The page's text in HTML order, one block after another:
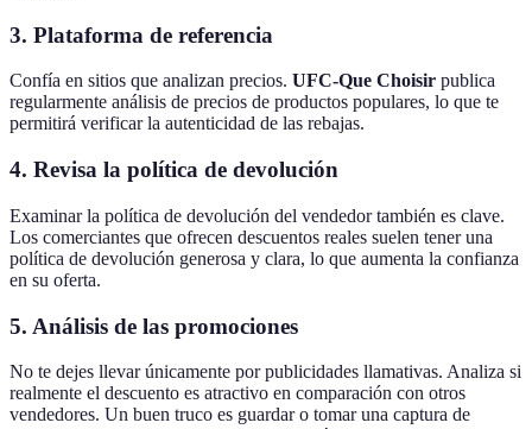
3. Plataforma de referencia
Confía en sitios que analizan precios. UFC-Que Choisir publica
regularmente análisis de precios de productos populares, lo que te
permitirá verificar la autenticidad de las rebajas.
4. Revisa la política de devolución
Examinar la política de devolución del vendedor también es clave.
Los comerciantes que ofrecen descuentos reales suelen tener una
política de devolución generosa y clara, lo que aumenta la confianza
en su oferta.
5. Análisis de las promociones
No te dejes llevar únicamente por publicidades llamativas. Analiza si
realmente el descuento es atractivo en comparación con otros
vendedores. Un buen truco es guardar o tomar una captura de